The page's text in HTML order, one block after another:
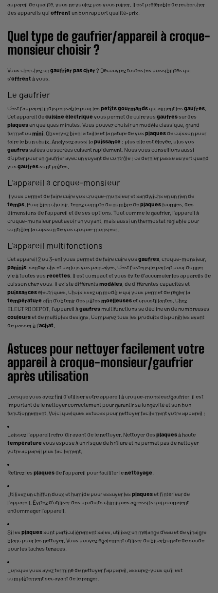
appareil de qualité, vous ne voulez pas vous ruiner. Il est préférable de rechercher
des appareils qui offrent un bon rapport qualité-prix.
Quel type de gaufrier/appareil à croque-
monsieur choisir ?
Vous cherchez ungaufrier pas cher? Découvrez toutes les possibilités qui
s’offrent à vous.
Le gaufrier
C’est l’appareil indispensable pour les petitsgourmands qui aiment les gaufres.
Cet appareil decuisine électrique vous permet de cuire vos gaufressur des
plaquesen quelques minutes. Vous pouvez choisir un modèle classique, grand
format oumini. Observez bien la taille et la nature de vos plaquesde cuisson pour
faire le bon choix. Analysez aussi lapuissance : plus elle est élevée, plus vos
gaufressalées ou sucrées cuisent rapidement. Nous vous conseillons aussi
d’opter pour un gaufrier avec un voyant de contrôle : ce dernier passe au vert quand
vos gaufressont prêtes.
L’appareil à croque-monsieur
Il vous permet de faire cuire vos croque-monsieur et sandwichs en un rien de
temps. Pour bien choisir, tenez compte du nombre deplaquesfournies, des
dimensions de l’appareil et de ses options. Tout comme le gaufrier, l’appareil à
croque-monsieur peut avoir un voyant, mais aussi un thermostat réglable pour
contrôler la cuisson de vos croque-monsieur.
L’appareil multifonctions
Cet appareil 2 ou 3-en1 vous permet de faire cuire vos gaufres, croque-monsieur,
paninis, sandwichs et parfois vos pancakes. C’est l’ustensile parfait pour donner
vie à toutes vos recettes. Il est compact et vous évite d’accumuler les appareils de
cuisson chez vous. Il existe différents modèles, de différentes capacités et
puissancesélectriques. Choisissez un modèle qui vous permet de régler la
température afin d’obtenir des pâtes moelleuseset croustillantes. Chez
ELECTRO DEPOT, l’appareil àgaufres multifonctions se décline en de nombreuses
couleurset de multiples designs. Comparez tous les produits disponibles avant
de passer à l’achat.
Astuces pour nettoyer facilement votre
appareil à croque-monsieur/gaufrier
après utilisation
Lorsque vous avez fini d'utiliser votre appareil à croque-monsieur/gaufrier, il est
important de le nettoyer correctement pour garantir sa longévité et son bon
fonctionnement. Voici quelques astuces pour nettoyer facilement votre appareil :
Laissez l'appareil refroidir avant de le nettoyer. Nettoyer des plaquesà haute
température vous expose à un risque de brûlure et ne permet pas de nettoyer
votre appareil plus facilement.
Retirez les plaquesde l'appareil pour faciliter lenettoyage.
Utilisez un chiffon doux et humide pour essuyer les plaqueset l'intérieur de
l'appareil. Évitez d'utiliser des produits chimiques agressifs qui pourraient
endommager l'appareil.
Si les plaquessont particulièrement sales, utilisez un mélange d'eau et de vinaigre
blanc pour les nettoyer. Vous pouvez également utiliser du bicarbonate de soude
pour les taches tenaces.
Lorsque vous avez terminé de nettoyer l'appareil, assurez-vous qu'il est
complètement sec avant de le ranger.